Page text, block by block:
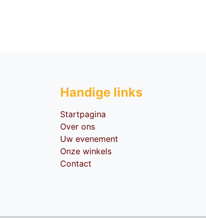
Handige li​nks
Startpagina
Over ons
Uw evenement
Onze winkels
Contact